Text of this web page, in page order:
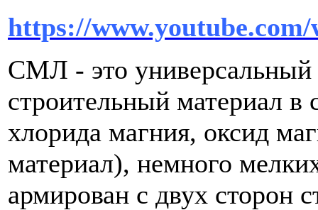
https://
СМЛ - это универсальный
строительный материал в
хлорида магния, оксид
материал), немного
армирован с двух сторон